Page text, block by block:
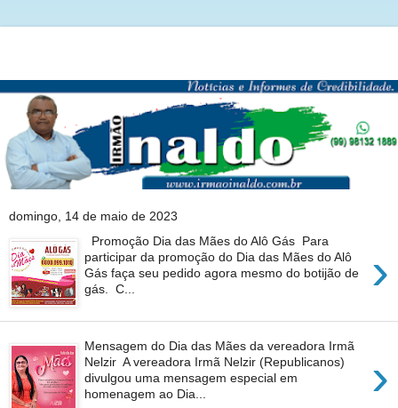
domingo, 14 de maio de 2023
›
Promoção Dia das Mães do Alô Gás Para
participar da promoção do Dia das Mães do Alô
Gás faça seu pedido agora mesmo do botijão de
gás. C...
›
Mensagem do Dia das Mães da vereadora Irmã
Nelzir A vereadora Irmã Nelzir (Republicanos)
divulgou uma mensagem especial em
homenagem ao Dia...